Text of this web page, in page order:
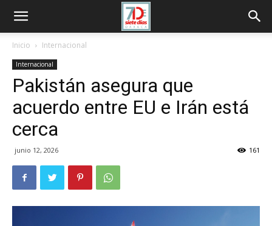
Inicio Internacional
Internacional
Pakistán asegura que
acuerdo entre EU e Irán está
cerca
junio 12, 2026 161